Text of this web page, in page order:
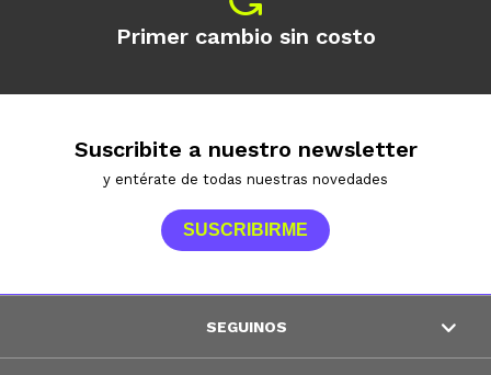
Primer cambio sin costo
Suscribite a nuestro newsletter
y entérate de todas nuestras novedades
SUSCRIBIRME
SEGUINOS